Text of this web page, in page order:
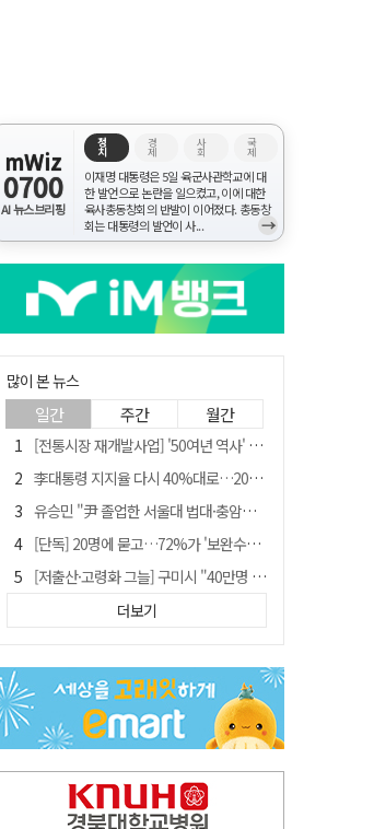
mWiz
0700
AI 뉴스브리핑
정
치
경
제
사
회
국
제
이재명 대통령은 5일 육군사관학교에 대
한 발언으로 논란을 일으켰고, 이에 대한
육사총동창회의 반발이 이어졌다. 총동창
회는 대통령의 발언이 사...
→
많이 본 뉴스
일간 주간 월간
[전통시장 재개발사업] '50여년 역사' 수성시장 자리에 25층 주상복합 들어선다
李대통령 지지율 다시 40%대로…20대는 18.8%p 급락
유승민 "尹 졸업한 서울대 법대·충암고도 없애야"…李 육사 통합 직격
[단독] 20명에 묻고…72%가 '보완수사권 폐지'?
[저출산·고령화 그늘] 구미시 "40만명 사수" 고령군 "3만명대 회복"
[전통시장 재개발사업] 신천시장 재개발, 준공 후에도 소송전
안동-사가에, "50년 우정 넘어 미래 50년 함께 연다"
[인사]경상북도
"김용민, 흑백논리로 세상 보는 듯" 검찰 내부서 지탄
더보기